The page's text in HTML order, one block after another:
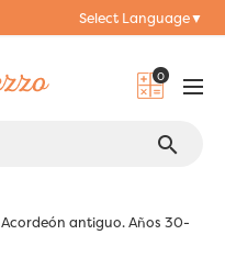
Select Language▼
0
search
Acordeón antiguo. Años 30-